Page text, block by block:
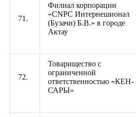
71.
Филиал корпорации
«СNPC Интернешионал
(Бузачи) Б.В.» в городе
Актау
72.
Товарищество с
ограниченной
ответственностью «КЕН-
САРЫ»